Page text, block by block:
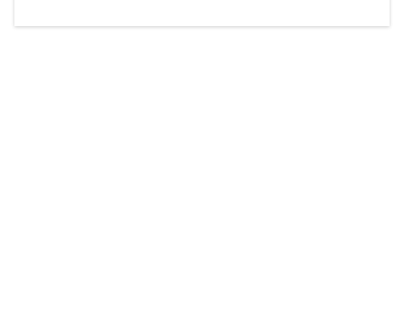
Der Weinbau dominert heute nicht mehr, ist aber integrativer